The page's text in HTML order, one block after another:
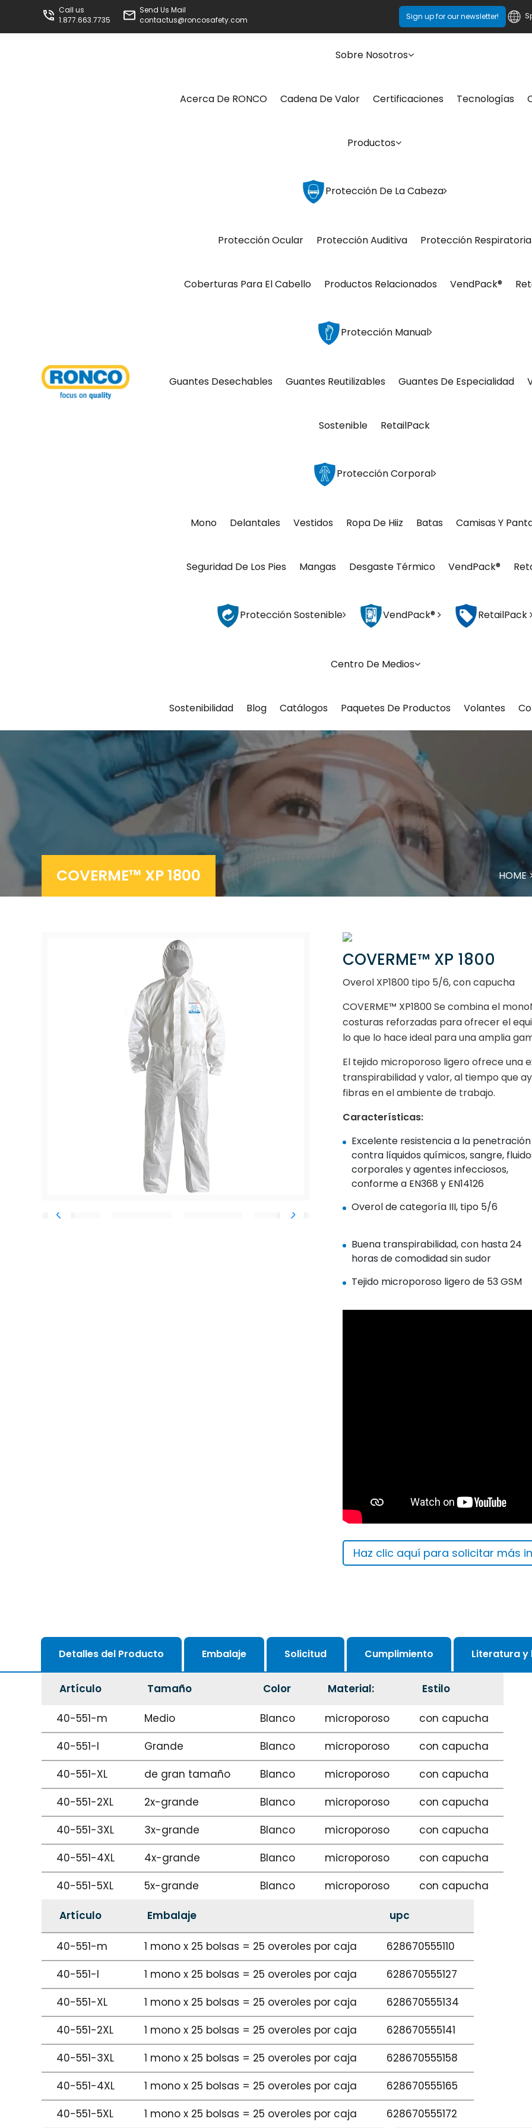
Call us
1.877.663.7735
Send Us Mail
contactus@roncosafety.com
Sign up for our newsletter!
Sobre Nosotros
Acerca De RONCO Cadena De Valor Certificaciones Tecnologías
Productos
Protección De La Cabeza
Protección Ocular Protección Auditiva Protección Respiratoria
Coberturas Para El Cabello Productos Relacionados VendPack®
Protección Manual
Guantes Desechables Guantes Reutilizables Guantes De Especialidad
Sostenible RetailPack
Protección Corporal
Mono Delantales Vestidos Ropa De Hiiz Batas Camisas Y
Seguridad De Los Pies Mangas Desgaste Térmico VendPack®
Protección Sostenible VendPack® RetailPack
Sostenibilidad
Centro De Medios
Blog Catálogos Paquetes De Productos Volantes
COVERME™ XP 1800 HOME
COVERME™ XP 1800
Overol XP1800 tipo 5/6, con capucha
COVERME™ XP1800 Se combina el
costuras reforzadas para ofrecer el
lo que lo hace ideal para una amplia
El tejido microporoso ligero ofrece una
transpirabilidad y valor, al tiempo que
fibras en el ambiente de trabajo.
Características:
Excelente resistencia a la penetración
contra líquidos químicos, sangre,
corporales y agentes infecciosos,
conforme a EN368 y EN14126
Overol de categoría III, tipo 5/6
Buena transpirabilidad, con hasta 24
horas de comodidad sin sudor
Tejido microporoso ligero de 53 GSM
Haz clic aquí para solicitar más
Detalles del Producto Embalaje Solicitud Cumplimiento Literatura y
Artículo Tamaño Color Material: Estilo
40-551-m Medio Blanco microporoso
con capucha
40-551-l
Grande Blanco microporoso
con capucha
40-551-XL
de gran tamaño Blanco microporoso
con capucha
40-551-2XL
2x-grande Blanco microporoso
con capucha
40-551-3XL
3x-grande Blanco microporoso
con capucha
40-551-4XL
4x-grande Blanco microporoso
con capucha
40-551-5XL
5x-grande Blanco microporoso con capucha
Artículo Embalaje upc
40-551-m 1 mono x 25 bolsas = 25 overoles por caja
628670555110
40-551-l
1 mono x 25 bolsas = 25 overoles por caja
628670555127
40-551-XL
1 mono x 25 bolsas = 25 overoles por caja
628670555134
40-551-2XL
1 mono x 25 bolsas = 25 overoles por caja
628670555141
40-551-3XL
1 mono x 25 bolsas = 25 overoles por caja
628670555158
40-551-4XL
1 mono x 25 bolsas = 25 overoles por caja
628670555165
40-551-5XL
1 mono x 25 bolsas = 25 overoles por caja 628670555172